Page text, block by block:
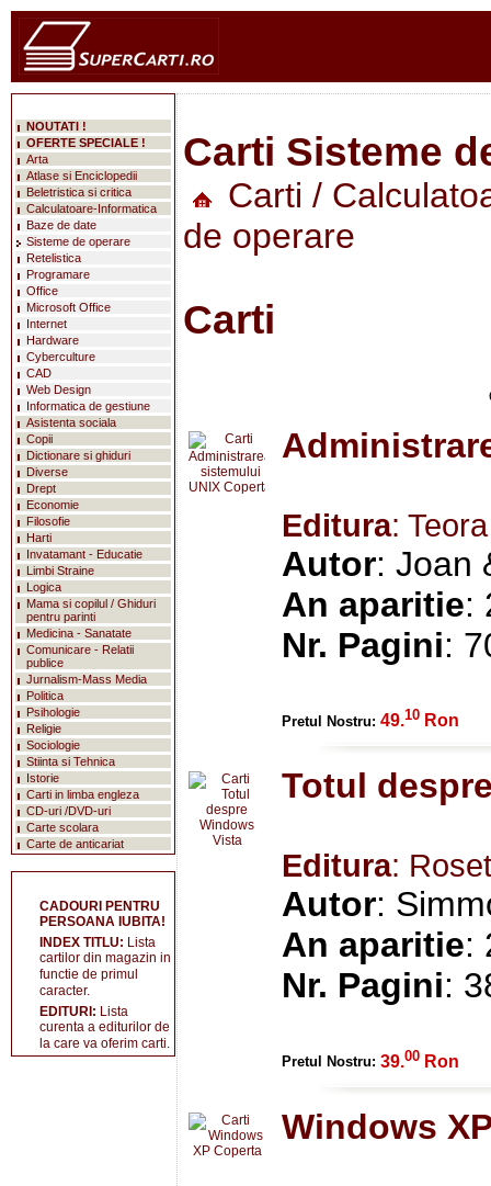
Carti Sisteme
Carti /
de operare
Carti
Editura: Teora
Autor: Joan
An aparitie:
Nr. Pagini:
Pretul Nostru: 49.10 Ron
Totul
Editura:
Autor:
An aparitie:
Nr. Pagini:
Pretul Nostru: 39.00 Ron
Windows
NOUTATI !
OFERTE SPECIALE !
Arta
Atlase si Enciclopedii
Beletristica si critica
Calculatoare-Informatica
Baze de date
Sisteme de operare
Retelistica
Programare
Office
Microsoft Office
Internet
Hardware
Cyberculture
CAD
Web Design
Informatica de gestiune
Asistenta sociala
Copii
Dictionare si ghiduri
Diverse
Drept
Economie
Filosofie
Harti
Invatamant - Educatie
Limbi Straine
Logica
Mama si copilul / Ghiduri
pentru parinti
Medicina - Sanatate
Comunicare - Relatii
publice
Jurnalism-Mass Media
Politica
Psihologie
Religie
Sociologie
Stiinta si Tehnica
Istorie
Carti in limba engleza
CD-uri /DVD-uri
Carte scolara
Carte de anticariat
CADOURI PENTRU
PERSOANA IUBITA!
INDEX TITLU: Lista
cartilor din magazin in
functie de primul
caracter.
EDITURI: Lista
curenta a editurilor de
la care va oferim carti.